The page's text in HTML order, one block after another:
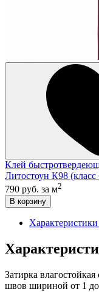
Клей
Литостоун К98
790 руб. за м2
В корзину
Затирка
швов шириной от 1